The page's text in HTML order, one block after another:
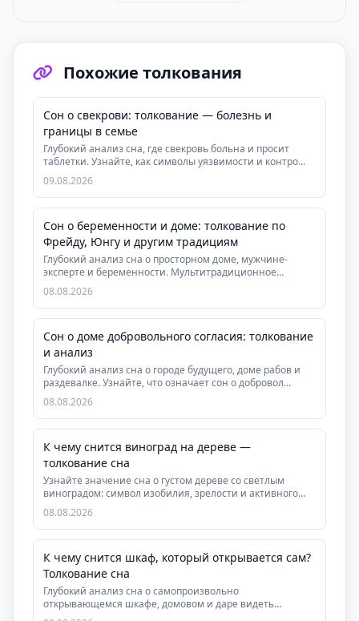
Похожие толкования
Сон о свекрови: толкование — болезнь и
границы в семье
Глубокий анализ сна, где свекровь больна и просит
таблетки. Узнайте, как символы уязвимости и контро...
09.08.2026
Сон о беременности и доме: толкование по
Фрейду, Юнгу и другим традициям
Глубокий анализ сна о просторном доме, мужчине-
эксперте и беременности. Мультитрадиционное
толковани...
08.08.2026
Сон о доме добровольного согласия: толкование
и анализ
Глубокий анализ сна о городе будущего, доме рабов и
раздевалке. Узнайте, что означает сон о добровол...
08.08.2026
К чему снится виноград на дереве —
толкование сна
Узнайте значение сна о густом дереве со светлым
виноградом: символ изобилия, зрелости и активного
де...
08.08.2026
К чему снится шкаф, который открывается сам?
Толкование сна
Глубокий анализ сна о самопроизвольно
открывающемся шкафе, домовом и даре видеть
скрытую суть людей....